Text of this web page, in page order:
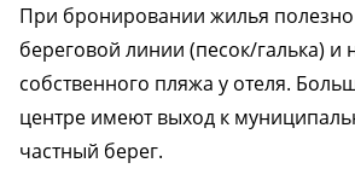
При бронировании жилья полезно
береговой линии (песок/галька) и
собственного пляжа у отеля.
центре имеют выход к
частный берег.